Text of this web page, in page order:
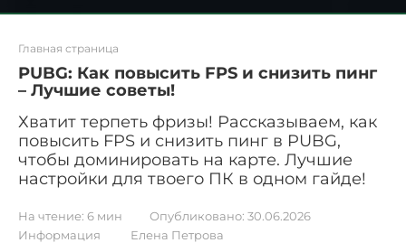
Главная страница
PUBG: Как повысить FPS и снизить пинг
– Лучшие советы!
Хватит терпеть фризы! Рассказываем, как
повысить FPS и снизить пинг в PUBG,
чтобы доминировать на карте. Лучшие
настройки для твоего ПК в одном гайде!
На чтение: 6 мин Опубликовано: 30.06.2026
Информация
Елена Петрова